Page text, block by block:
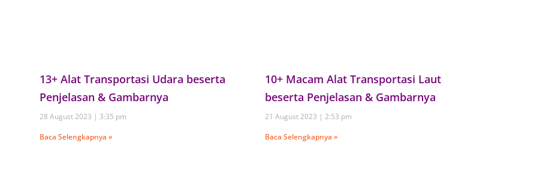
13+ Alat Transportasi Udara beserta
Penjelasan & Gambarnya
28 August 2023
3:35 pm
Baca Selengkapnya »
10+ Macam Alat Transportasi Laut
beserta Penjelasan & Gambarnya
21 August 2023
2:53 pm
Baca Selengkapnya »